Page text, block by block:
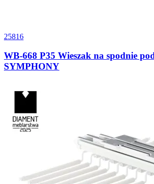
25816
WB-668 P35 Wieszak na spodnie
SYMPHONY